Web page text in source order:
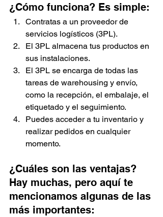
¿Cómo funciona? Es simple:
Contratas a un proveedor de
servicios logísticos (3PL).
El 3PL almacena tus productos en
sus instalaciones.
El 3PL se encarga de todas las
tareas de warehousing y envío,
como la recepción, el embalaje, el
etiquetado y el seguimiento.
Puedes acceder a tu inventario y
realizar pedidos en cualquier
momento.
¿Cuáles son las ventajas?
Hay muchas, pero aquí te
mencionamos algunas de las
más importantes: